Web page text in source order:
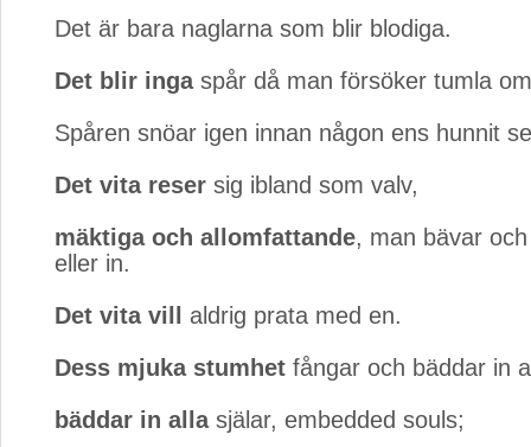
Det är bara naglarna som blir blodiga.
Det blir ingaspår då man försöker tumla
Spåren snöar igen innan någon ens hunnit
Det vita reser sig ibland som valv,
mäktiga och allomfattande, man bävar
eller in.
Det vita vill
aldrig prata med en.
Dess mjuka stumhet fångar och bäddar in
bäddar in allasjälar, embedded souls;